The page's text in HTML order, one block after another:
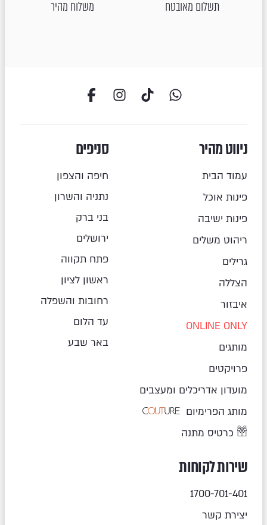
תשלום מאובטח משלוח מהיר
ניווט מהיר
עמוד הבית
פינות אוכל
פינות ישיבה
ריהוט משלים
גרילים
הצללה
איבזור
ONLINE ONLY
מותגים
פרויקטים
מועדון אדריכלים ומעצבים
מותג הפרימיום
כרטיס מתנה
סניפים
חיפה והצפון
נתניה והשרון
בני ברק
ירושלים
פתח תקווה
ראשון לציון
רחובות והשפלה
עד הלום
באר שבע
שירות לקוחות
1700-701-401
יצירת קשר